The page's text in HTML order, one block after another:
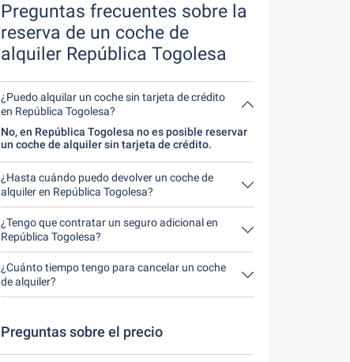
Preguntas frecuentes sobre la
reserva de un coche de
alquiler República Togolesa
¿Puedo alquilar un coche sin tarjeta de crédito
en República Togolesa?
No, en República Togolesa no es posible reservar
un coche de alquiler sin tarjeta de crédito.
¿Hasta cuándo puedo devolver un coche de
alquiler en República Togolesa?
En principio, puede devolver el coche de alquiler a
cualquier hora del día. Lo único importante es que
no devuelva el coche de alquiler más tarde de lo
indicado al hacer la reserva.
¿Tengo que contratar un seguro adicional en
República Togolesa?
Lo mejor es contratar un seguro a todo riesgo sin
franquicia a través de nosotros. Así no tendrás
que contratar ningún seguro adicional in situ.
¿Cuánto tiempo tengo para cancelar un coche
de alquiler?
Tienes hasta 24 horas antes del alquiler dentro
Preguntas sobre el precio